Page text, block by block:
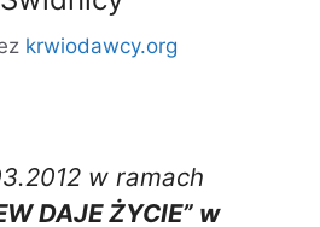
krwiodawcy.org
w ramach
DAJE ŻYCIE” w